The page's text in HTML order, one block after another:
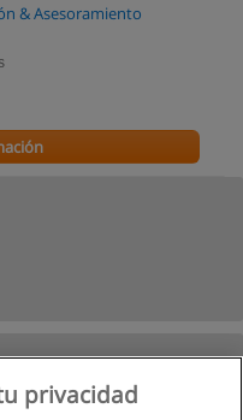
& Asesoramiento
privacidad